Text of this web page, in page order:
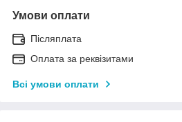
Умови оплати
Післяплата
Оплата за реквізитами
Всі умови оплати